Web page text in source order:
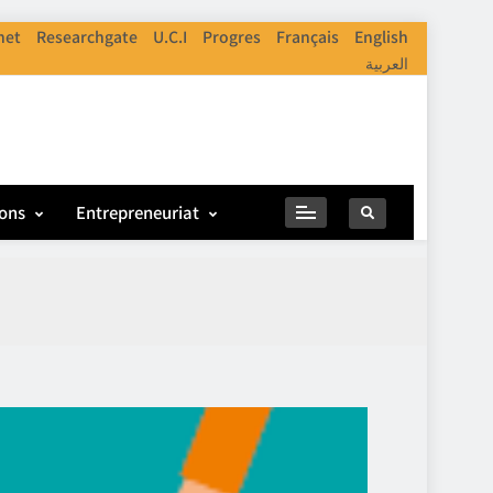
Researchgate U.C.I Progres Français
English
العربية
Entrepreneuriat